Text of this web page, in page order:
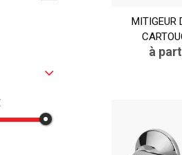
MITIGEUR
à